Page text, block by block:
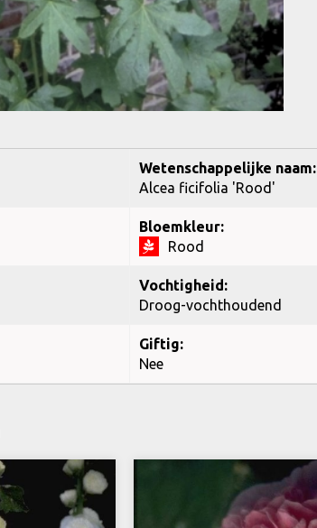
Wetenschappelijke naam:
Alcea ficifolia 'Rood'
Bloemkleur:
Rood
Vochtigheid:
Droog-vochthoudend
Giftig:
Nee